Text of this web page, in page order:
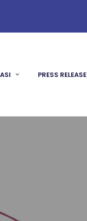
PRESS RELEASE